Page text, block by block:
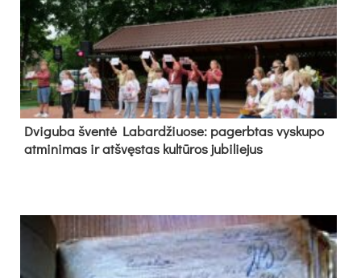
Dvi­gu­ba šven­tė La­bar­džiuo­se: pa­gerb­tas vys­ku­po
at­mi­ni­mas ir at­švęs­tas kul­tū­ros ju­bi­lie­jus